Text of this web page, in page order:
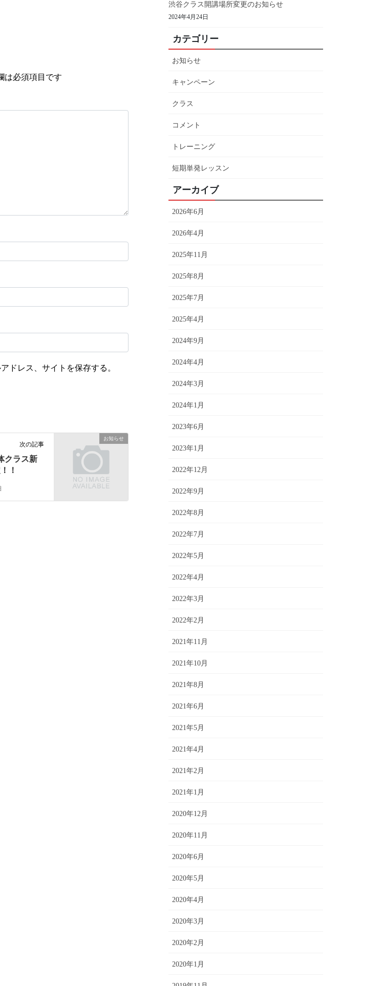
は必須項目です
ドレス、サイトを保存する。
お知らせ
次の記事
クラス新
！
渋谷クラス開講場所変更のお知らせ
2024年4月24日
カテゴリー
お知らせ
キャンペーン
クラス
コメント
トレーニング
短期単発レッスン
アーカイブ
2026年6月
2026年4月
2025年11月
2025年8月
2025年7月
2025年4月
2024年9月
2024年4月
2024年3月
2024年1月
2023年6月
2023年1月
2022年12月
2022年9月
2022年8月
2022年7月
2022年5月
2022年4月
2022年3月
2022年2月
2021年11月
2021年10月
2021年8月
2021年6月
2021年5月
2021年4月
2021年2月
2021年1月
2020年12月
2020年11月
2020年6月
2020年5月
2020年4月
2020年3月
2020年2月
2020年1月